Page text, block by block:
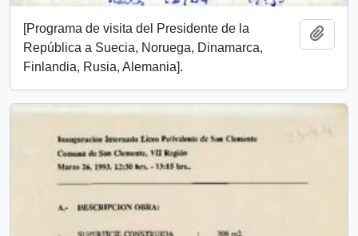
[Programa de visita del Presidente de la
República a Suecia, Noruega, Dinamarca,
Finlandia, Rusia, Alemania].